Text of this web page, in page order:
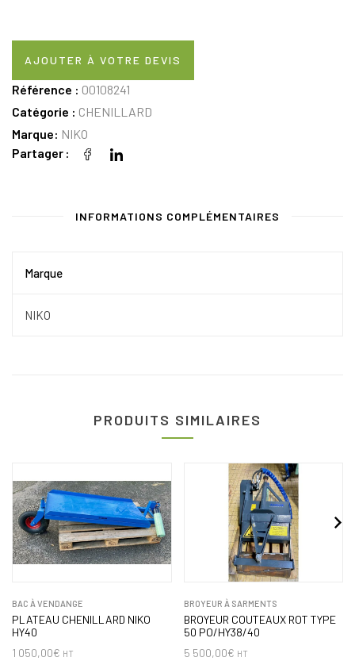
AJOUTER À VOTRE DEVIS
Référence : 00108241
Catégorie : CHENILLARD
Marque: NIKO
Partager
INFORMATIONS COMPLÉMENTAIRES
Marque
NIKO
PRODUITS SIMILAIRES
BAC À VENDANGE
PLATEAU CHENILLARD NIKO
HY40
1 050,00€ HT
BROYEUR À SARMENTS
BROYEUR COUTEAUX ROT TYPE
50 PO/HY38/40
5 500,00€ HT